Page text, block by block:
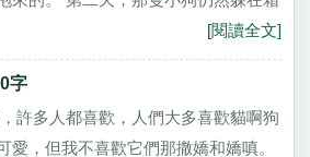
[閱讀全文]
字
許多人都喜歡，人們大多喜歡貓啊狗
愛，但我不喜歡它們那撒嬌和嬌嗔。